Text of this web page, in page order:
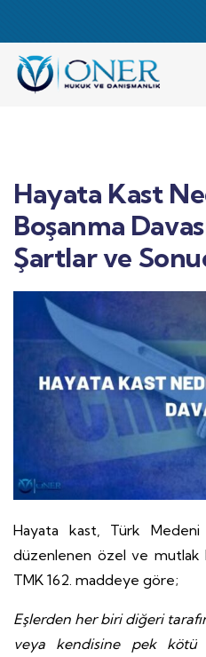
Hayata Kast
Boşanma
Şartlar ve
Hayata kast, Türk Medeni
düzenlenen özel ve mutlak
TMK 162. maddeye göre;
Eşlerden her biri diğeri
veya kendisine pek kötü